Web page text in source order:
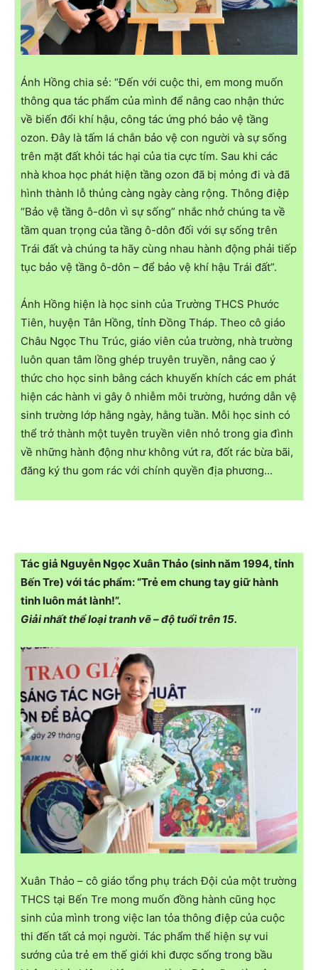
Ánh Hồng chia sẻ: “Đến với cuộc thi, em mong muốn
thông qua tác phẩm của mình để nâng cao nhận thức
về biến đổi khí hậu, công tác ứng phó bảo vệ tầng
ozon. Đây là tấm lá chắn bảo vệ con người và sự sống
trên mặt đất khỏi tác hại của tia cực tím. Sau khi các
nhà khoa học phát hiện tầng ozon đã bị mỏng đi và đã
hình thành lỗ thủng càng ngày càng rộng. Thông điệp
“Bảo vệ tầng ô-dôn vì sự sống” nhắc nhở chúng ta về
tầm quan trọng của tầng ô-dôn đối với sự sống trên
Trái đất và chúng ta hãy cùng nhau hành động phải tiếp
tục bảo vệ tầng ô-dôn – để bảo vệ khí hậu Trái đất”.
Ánh Hồng hiện là học sinh của Trường THCS Phước
Tiên, huyện Tân Hồng, tỉnh Đồng Tháp. Theo cô giáo
Châu Ngọc Thu Trúc, giáo viên của trường, nhà trường
luôn quan tâm lồng ghép truyên truyền, nâng cao ý
thức cho học sinh bằng cách khuyến khích các em phát
hiện các hành vi gây ô nhiễm môi trường, hướng dẫn vệ
sinh trường lớp hằng ngày, hằng tuần. Mỗi học sinh có
thể trở thành một tuyên truyền viên nhỏ trong gia đình
về những hành động như không vứt ra, đốt rác bừa bãi,
đăng ký thu gom rác với chính quyền địa phương…
Tác giả Nguyễn Ngọc Xuân Thảo (sinh năm 1994, tỉnh
Bến Tre) với tác phẩm: “Trẻ em chung tay giữ hành
tinh luôn mát lành!”.
Giải nhất thể loại tranh vẽ – độ tuổi trên 15.
Xuân Thảo – cô giáo tổng phụ trách Đội của một trường
THCS tại Bến Tre mong muốn đồng hành cũng học
sinh của mình trong việc lan tỏa thông điệp của cuộc
thi đến tất cả mọi người. Tác phẩm thể hiện sự vui
sướng của trẻ em thế giới khi được sống trong bầu